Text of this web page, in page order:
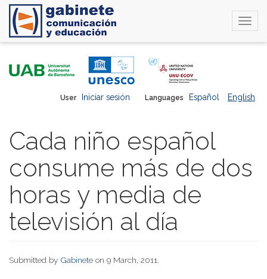
Languages Español English
User Iniciar sesión
Cada niño español
consume más de dos
horas y media de
televisión al día
Submitted by Gabinete on 9 March, 2011.